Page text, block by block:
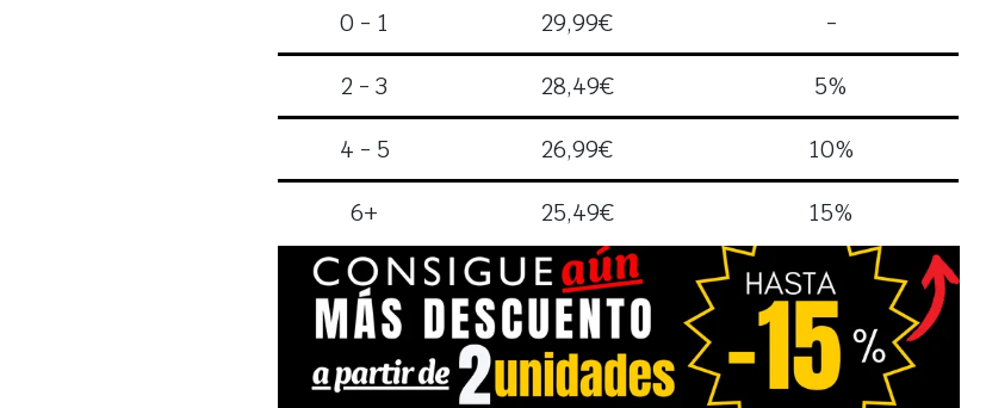
0 - 1 29,99€ -
2 - 3 28,49€ 5%
4 - 5 26,99€ 10%
6+ 25,49€ 15%